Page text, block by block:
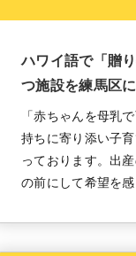
ハワイ語で「贈
つ施設を練馬区
「赤ちゃんを母乳
持ちに寄り添い子
っております。出
の前にして希望を